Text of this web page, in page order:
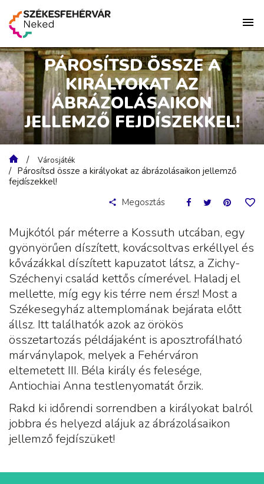
PÁROSÍTSD ÖSSZE A
KIRÁLYOKAT AZ
ÁBRÁZOLÁSAIKON
JELLEMZŐ FEJDÍSZEKKEL!
Városjáték
Párosítsd össze a királyokat az ábrázolásaikon jellemző
fejdíszekkel!
Megosztás
Mujkótól pár méterre a Kossuth utcában, egy
gyönyörűen díszített, kovácsoltvas erkéllyel és
kővázákkal díszített kapuzatot látsz, a Zichy-
Széchenyi család kettős címerével. Haladj el
mellette, míg egy kis térre nem érsz! Most a
Székesegyház altemplomának bejárata előtt
állsz. Itt találhatók azok az örökös
összetartozás példájaként is aposztrofálható
márványlapok, melyek a Fehérváron
eltemetett III. Béla király és felesége,
Antiochiai Anna testlenyomatát őrzik.
Rakd ki időrendi sorrendben a királyokat balról
jobbra és helyezd alájuk az ábrázolásaikon
jellemző fejdíszüket!